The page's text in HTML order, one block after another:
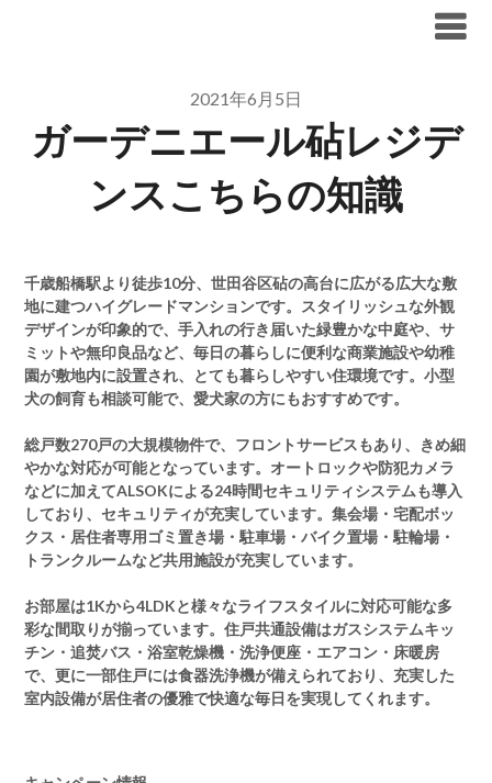
2021年6月5日
ガーデニエール砧レジデ
ンスこちらの知識
千歳船橋駅より徒歩10分、世田谷区砧の高台に広がる広大な敷
地に建つハイグレードマンションです。スタイリッシュな外観
デザインが印象的で、手入れの行き届いた緑豊かな中庭や、サ
ミットや無印良品など、毎日の暮らしに便利な商業施設や幼稚
園が敷地内に設置され、とても暮らしやすい住環境です。小型
犬の飼育も相談可能で、愛犬家の方にもおすすめです。
総戸数270戸の大規模物件で、フロントサービスもあり、きめ細
やかな対応が可能となっています。オートロックや防犯カメラ
などに加えてALSOKによる24時間セキュリティシステムも導入
しており、セキュリティが充実しています。集会場・宅配ボッ
クス・居住者専用ゴミ置き場・駐車場・バイク置場・駐輪場・
トランクルームなど共用施設が充実しています。
お部屋は1Kから4LDKと様々なライフスタイルに対応可能な多
彩な間取りが揃っています。住戸共通設備はガスシステムキッ
チン・追焚バス・浴室乾燥機・洗浄便座・エアコン・床暖房
で、更に一部住戸には食器洗浄機が備えられており、充実した
室内設備が居住者の優雅で快適な毎日を実現してくれます。